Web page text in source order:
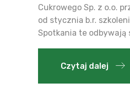
Cukrowego Sp. z o.o.
od stycznia b.r.
Spotkania te odbywają
Czytaj dalej